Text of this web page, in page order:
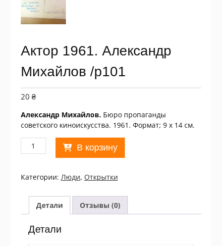
Актор 1961. Александр
Михайлов /p101
20 ₴
Александр Михайлов.Бюро пропаганды
советского киноискусства. 1961. Формат; 9 х 14 см.
Количество
товара
1961.
Александр
Михайлов
/p101
В корзину
Категории: Люди, Открытки
Детали Отзывы (0)
Детали